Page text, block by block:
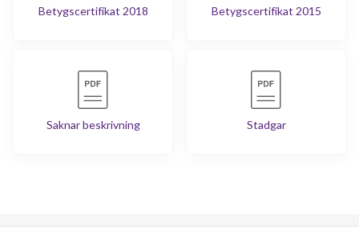
Betygscertifikat 2018 Betygscertifikat 2015
Saknar beskrivning Stadgar